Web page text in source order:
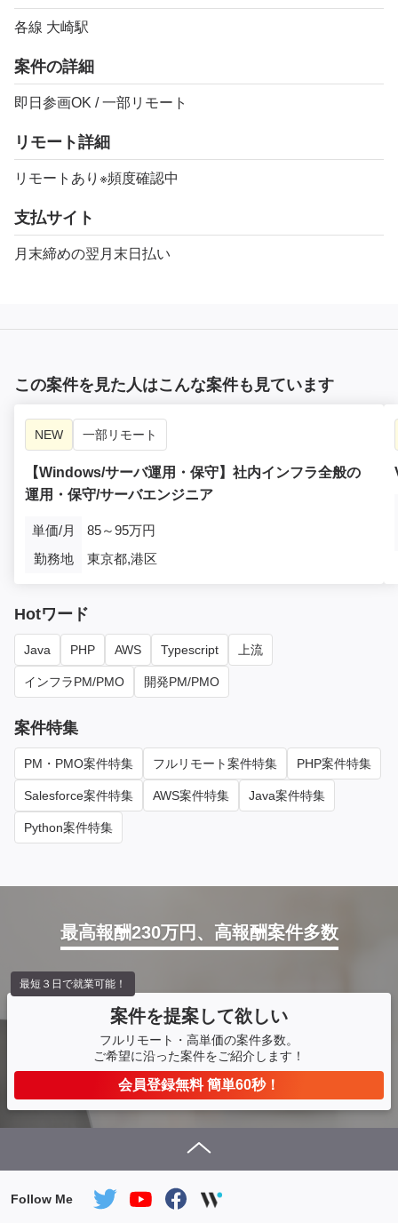
各線 大崎駅
案件の詳細
即日参画OK / 一部リモート
リモート詳細
リモートあり※頻度確認中
支払サイト
月末締めの翌月末日払い
この案件を見た人はこんな案件も見ています
NEW 一部リモート
【Windows/サーバ運用・保守】社内インフラ全般の
運用・保守/サーバエンジニア
単価/月
85～95万円
勤務地
東京都,港区
Hotワード
Java PHP AWS Typescript 上流
インフラPM/PMO 開発PM/PMO
案件特集
PM・PMO案件特集 フルリモート案件特集 PHP案件特集
Salesforce案件特集 AWS案件特集 Java案件特集
Python案件特集
最高報酬230万円、高報酬案件多数
案件を提案して欲しい
フルリモート・高単価の案件多数。
ご希望に沿った案件をご紹介します！
会員登録無料 簡単60秒！
最短３日で就業可能！
Follow Me